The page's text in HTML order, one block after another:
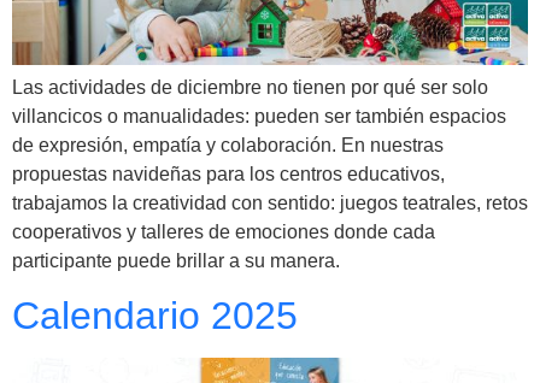
Las actividades de diciembre no tienen por qué ser solo
villancicos o manualidades: pueden ser también espacios
de expresión, empatía y colaboración. En nuestras
propuestas navideñas para los centros educativos,
trabajamos la creatividad con sentido: juegos teatrales, retos
cooperativos y talleres de emociones donde cada
participante puede brillar a su manera.
Calendario 2025